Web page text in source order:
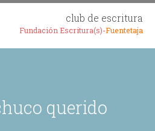
club de escritura
Fundación Escritura(s)-Fuentetaja
querido